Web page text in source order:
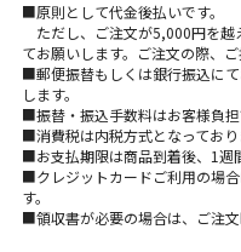
■原則として代金後払いです。
ただし、ご注文が5,000円を越
てお願いします。ご注文の際、ご
■郵便振替もしくは銀行振込に
します。
■振替・振込手数料はお客様負担
■消費税は内税方式となっており
■お支払期限は商品到着後、1週
■クレジットカードご利用の場
す。
■領収書が必要の場合は、ご注文